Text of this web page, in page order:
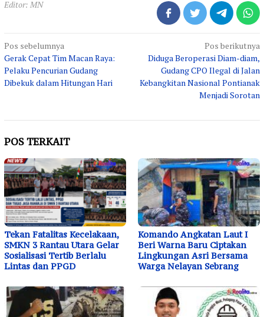
Editor: MN
Navigasi
pos
Pos sebelumnya
Gerak Cepat Tim Macan Raya:
Pelaku Pencurian Gudang
Dibekuk dalam Hitungan Hari
Pos berikutnya
Diduga Beroperasi Diam-diam,
Gudang CPO Ilegal di Jalan
Kebangkitan Nasional Pontianak
Menjadi Sorotan
POS TERKAIT
Tekan Fatalitas Kecelakaan,
SMKN 3 Rantau Utara Gelar
Sosialisasi Tertib Berlalu
Lintas dan PPGD
Komando Angkatan Laut I
Beri Warna Baru Ciptakan
Lingkungan Asri Bersama
Warga Nelayan Sebrang